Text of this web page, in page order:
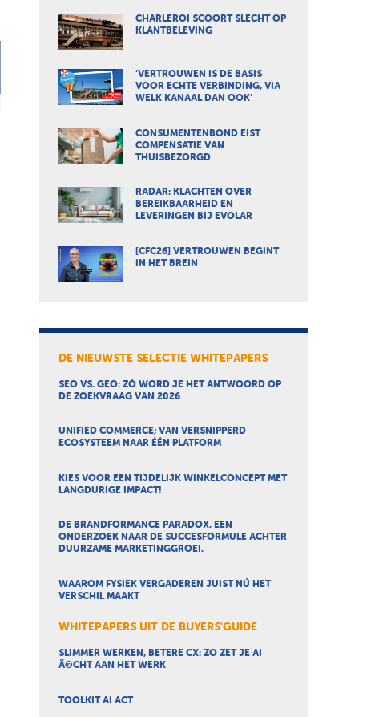
CHARLEROI SCOORT SLECHT OP
KLANTBELEVING
‘VERTROUWEN IS DE BASIS
VOOR ECHTE VERBINDING, VIA
WELK KANAAL DAN OOK’
CONSUMENTENBOND EIST
COMPENSATIE VAN
THUISBEZORGD
RADAR: KLACHTEN OVER
BEREIKBAARHEID EN
LEVERINGEN BIJ EVOLAR
[CFC26] VERTROUWEN BEGINT
IN HET BREIN
DE NIEUWSTE SELECTIE WHITEPAPERS
SEO VS. GEO: ZÓ WORD JE HET ANTWOORD OP
DE ZOEKVRAAG VAN 2026
UNIFIED COMMERCE; VAN VERSNIPPERD
ECOSYSTEEM NAAR ÉÉN PLATFORM
KIES VOOR EEN TIJDELIJK WINKELCONCEPT MET
LANGDURIGE IMPACT!
DE BRANDFORMANCE PARADOX. EEN
ONDERZOEK NAAR DE SUCCESFORMULE ACHTER
DUURZAME MARKETINGGROEI.
WAAROM FYSIEK VERGADEREN JUIST NÚ HET
VERSCHIL MAAKT
WHITEPAPERS UIT DE BUYERS'GUIDE
SLIMMER WERKEN, BETERE CX: ZO ZET JE AI
Ã©CHT AAN HET WERK
TOOLKIT AI ACT